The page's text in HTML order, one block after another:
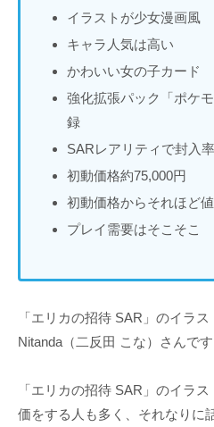
イラストが少女漫画風
キャラ人気は高い
かわいい女の子カード
強化拡張パック「ポケ
録
SARレアリティで封入
初動価格約75,000円
初動価格からそれほど
プレイ需要はそこそこ
「エリカの招待 SAR」のイラ
Nitanda（二反田 こな）さんです
「エリカの招待 SAR」のイラ
価をする人も多く、それなりに